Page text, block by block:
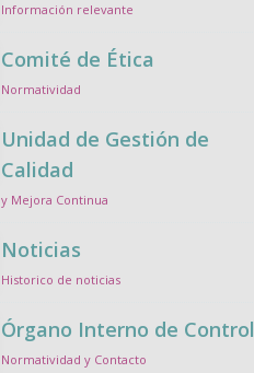
Información relevante
Comité de Ética
Normatividad
Unidad de Gestión de
Calidad
y Mejora Continua
Noticias
Historico de noticias
Órgano Interno de Control
Normatividad y Contacto